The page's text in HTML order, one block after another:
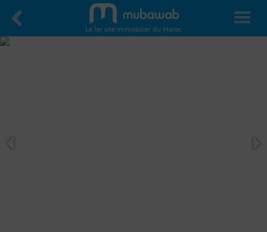
Le 1er site immobilier du Maroc